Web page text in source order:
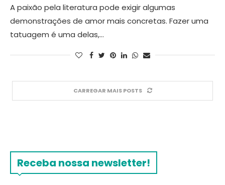
A paixão pela literatura pode exigir algumas
demonstrações de amor mais concretas. Fazer uma
tatuagem é uma delas,…
CARREGAR MAIS POSTS
Receba nossa newsletter!